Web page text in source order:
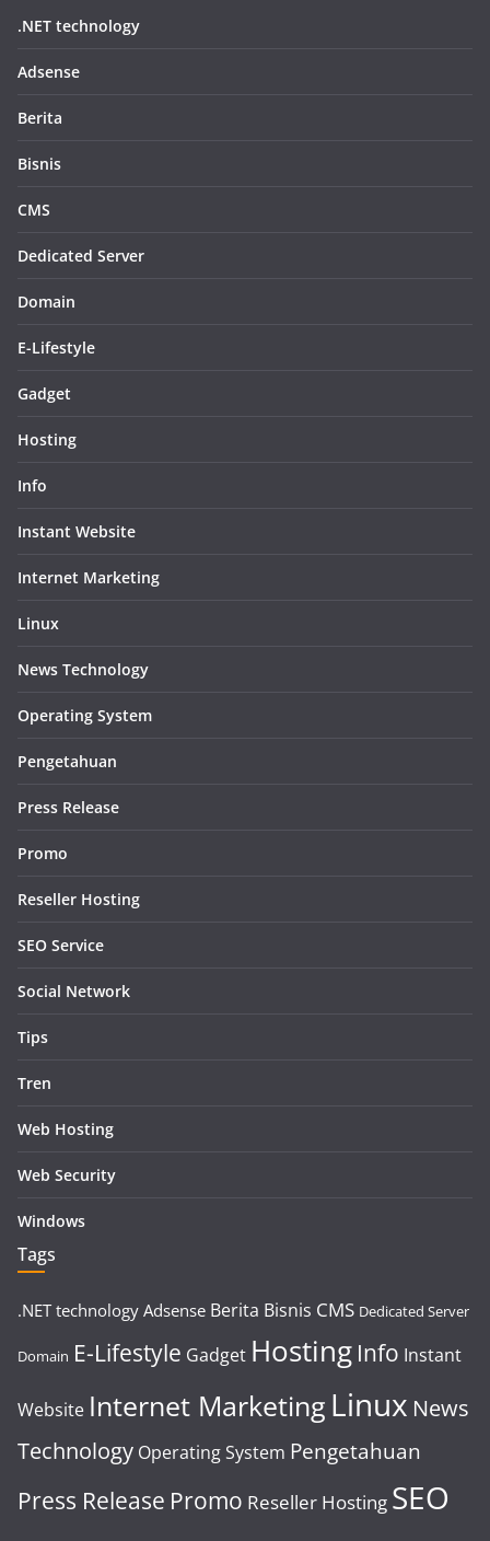
.NET technology
Adsense
Berita
Bisnis
CMS
Dedicated Server
Domain
E-Lifestyle
Gadget
Hosting
Info
Instant Website
Internet Marketing
Linux
News Technology
Operating System
Pengetahuan
Press Release
Promo
Reseller Hosting
SEO Service
Social Network
Tips
Tren
Web Hosting
Web Security
Windows
Tags
.NET technology Adsense Berita Bisnis CMS Dedicated Server
Domain E-Lifestyle Gadget Hosting Info Instant
Website Internet Marketing Linux News
Technology Operating System Pengetahuan
Press Release Promo Reseller Hosting SEO